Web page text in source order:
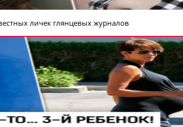
личек глянцевых журналов